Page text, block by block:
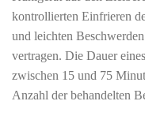
kontrollierten Einfrieren
und leichten
vertragen. Die Dauer
zwischen 15 und 75
Anzahl der behandelten